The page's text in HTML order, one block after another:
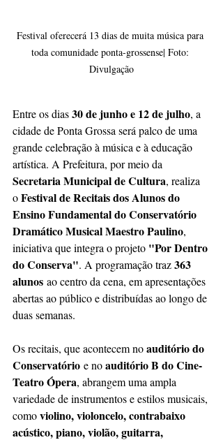
Festival oferecerá 13 dias de muita música para
toda comunidade ponta-grossense| Foto:
Divulgação
Entre os dias 30 de junho e 12 de julho, a
cidade de Ponta Grossa será palco de uma
grande celebração à música e à educação
artística. A Prefeitura, por meio da
Secretaria Municipal de Cultura, realiza
o Festival de Recitais dos Alunos do
Ensino Fundamental do Conservatório
Dramático Musical Maestro Paulino,
iniciativa que integra o projeto "Por Dentro
do Conserva". A programação traz 363
alunos ao centro da cena, em apresentações
abertas ao público e distribuídas ao longo de
duas semanas.
Os recitais, que acontecem no auditório do
Conservatório e no auditório B do Cine-
Teatro Ópera, abrangem uma ampla
variedade de instrumentos e estilos musicais,
como violino, violoncelo, contrabaixo
acústico, piano, violão, guitarra,